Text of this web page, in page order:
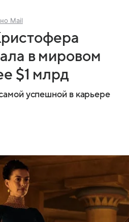
Mail
в мировом
$1 млрд
успешной в карьере